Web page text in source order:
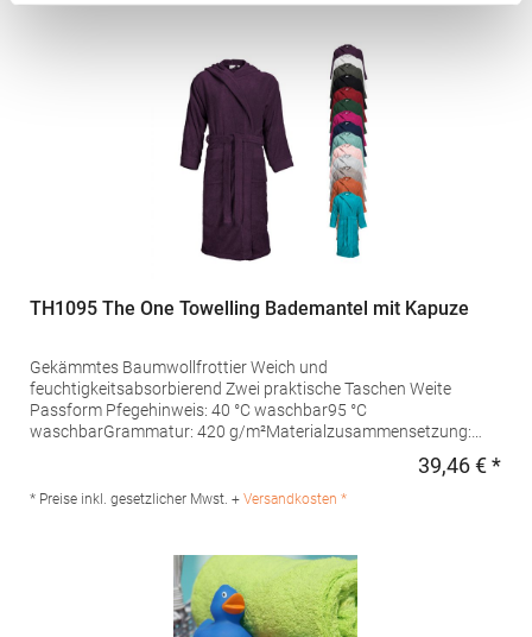
TH1095 The One Towelling Bademantel mit Kapuze
Gekämmtes Baumwollfrottier Weich und
feuchtigkeitsabsorbierend Zwei praktische Taschen Weite
Passform Pfegehinweis: 40 °C waschbar95 °C
waschbarGrammatur: 420 g/m²Materialzusammensetzung:
Dordrecht Niederlande E-Mail: info@bqstextiles.com
39,46 € *
* Preise inkl. gesetzlicher Mwst. + Versandkosten *